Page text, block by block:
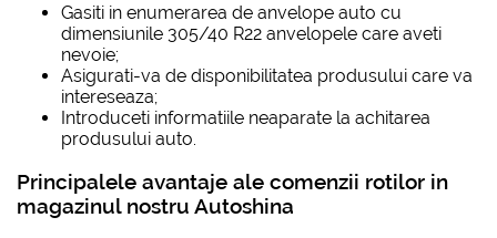
Gasiti in enumerarea de anvelope auto cu
dimensiunile 305/40 R22 anvelopele care aveti
nevoie;
Asigurati-va de disponibilitatea produsului care va
intereseaza;
Introduceti informatiile neaparate la achitarea
produsului auto.
Principalele avantaje ale comenzii rotilor in
magazinul nostru Autoshina